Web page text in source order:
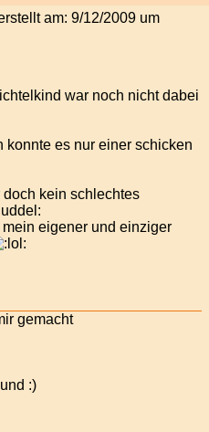
am: 9/12/2009 um
war noch nicht dabei
konnte es nur einer schicken
kein schlechtes
eigener und einziger
gemacht
:)